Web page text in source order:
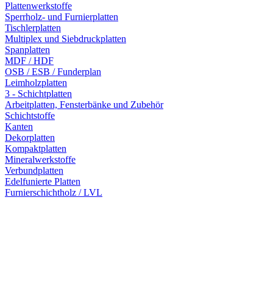
Plattenwerkstoffe
Sperrholz- und Furnierplatten
Tischlerplatten
Multiplex und Siebdruckplatten
Spanplatten
MDF / HDF
OSB / ESB / Funderplan
Leimholzplatten
3 - Schichtplatten
Arbeitplatten, Fensterbänke und Zubehör
Schichtstoffe
Kanten
Dekorplatten
Kompaktplatten
Mineralwerkstoffe
Verbundplatten
Edelfunierte Platten
Furnierschichtholz / LVL